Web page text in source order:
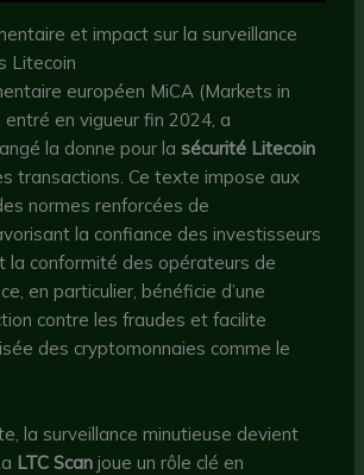
et impact sur la surveillance
Litecoin
européen MiCA (Markets in
en vigueur fin 2024, a
la donne pour lasécurité Litecoin
transactions. Ce texte impose aux
normes renforcées de
la confiance des investisseurs
la conformité des opérateurs de
en particulier, bénéficie d’une
contre les fraudes et facilite
des cryptomonnaies comme le
la surveillance minutieuse devient
LTC Scan joue un rôle clé en